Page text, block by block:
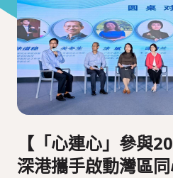
【「心連心」參與
深港攜手啟動灣區同